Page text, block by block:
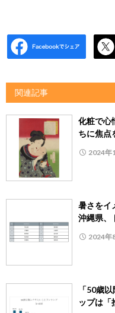
関連記事
化粧で心
ちに焦点
2024年
暑さを
沖縄県、
2024年
「50歳
ップは「